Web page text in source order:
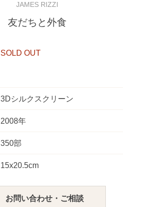
JAMES RIZZI
友だちと外食
SOLD OUT
3Dシルクスクリーン
2008年
350部
15x20.5cm
お問い合わせ・ご相談